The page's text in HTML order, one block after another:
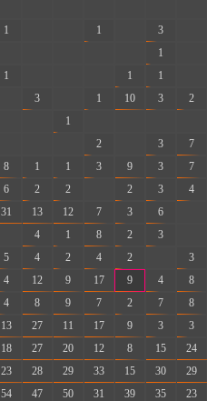
1 1 3
1
1 1 1
3 1 10 3
2
1
2 3
7
8 1 1 3 9 3
7
6 2 2 2 3
4
31 13 12 7 3 6
4 1 8 2 3
5 4 2 4 2
3
4 12 9 17 9 4
8
4 8 9 7 2 7
8
13 27 11 17 9 3
3
18 27 20 12 8 15
24
23 28 29 33 15 30
29
54 47 50 31 39 35
23